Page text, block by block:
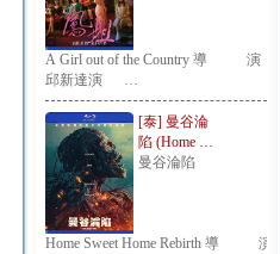
A Girl out of the Country 導 演：
邱新達演 …
[泰] 曼谷淪
陷 (Home …
曼谷淪陷
Home Sweet Home Rebirth 導 演：